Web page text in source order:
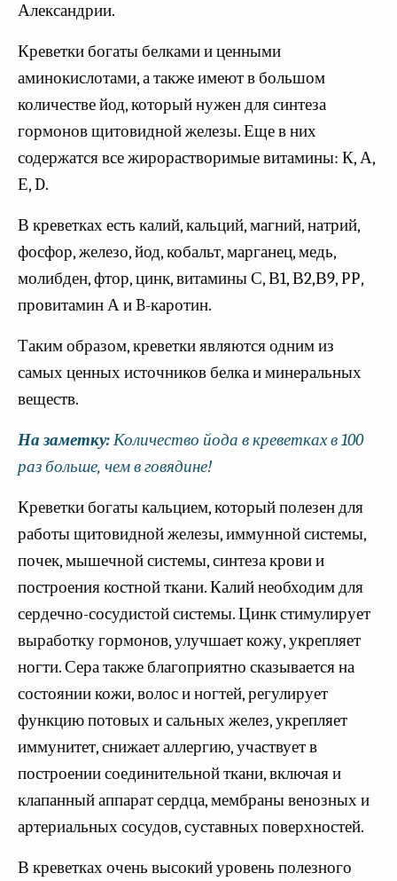
Александрии.
Креветки богаты белками и ценными
аминокислотами, а также имеют в большом
количестве йод, который нужен для синтеза
гормонов щитовидной железы. Еще в них
содержатся все жирорастворимые витамины: К, А,
Е, D.
В креветках есть калий, кальций, магний, натрий,
фосфор, железо, йод, кобальт, марганец, медь,
молибден, фтор, цинк, витамины С, В1, В2,В9, РР,
провитамин А и B-каротин.
Таким образом, креветки являются одним из
самых ценных источников белка и минеральных
веществ.
На заметку:Количество йода в креветках в 100
раз больше, чем в говядине!
Креветки богаты кальцием, который полезен для
работы щитовидной железы, иммунной системы,
почек, мышечной системы, синтеза крови и
построения костной ткани. Калий необходим для
сердечно-сосудистой системы. Цинк стимулирует
выработку гормонов, улучшает кожу, укрепляет
ногти. Сера также благоприятно сказывается на
состоянии кожи, волос и ногтей, регулирует
функцию потовых и сальных желез, укрепляет
иммунитет, снижает аллергию, участвует в
построении соединительной ткани, включая и
клапанный аппарат сердца, мембраны венозных и
артериальных сосудов, суставных поверхностей.
В креветках очень высокий уровень полезного